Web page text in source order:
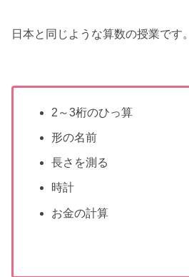
日本と同じような算数の授業です。
2～3桁のひっ算
形の名前
長さを測る
時計
お金の計算